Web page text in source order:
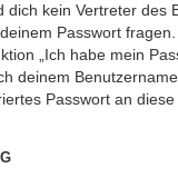
kein Vertreter des
Passwort
„Ich habe mein
deinem
Passwort an